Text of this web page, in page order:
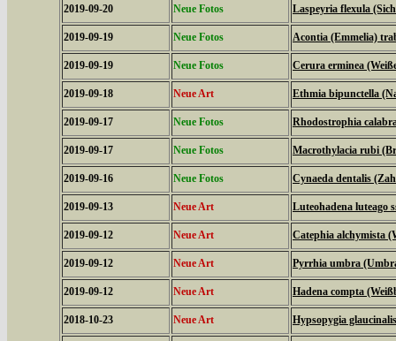
2019-09-20 Neue Fotos Laspeyria flexula
2019-09-19 Neue Fotos Acontia (Emmelia)
2019-09-19 Neue Fotos Cerura erminea
2019-09-18 Neue Art Ethmia bipunctella
2019-09-17 Neue Fotos Rhodostrophia
2019-09-17 Neue Fotos Macrothylacia rubi
2019-09-16 Neue Fotos Cynaeda dentalis
2019-09-13 Neue Art Luteohadena luteago
2019-09-12 Neue Art Catephia alchymista
2019-09-12 Neue Art Pyrrhia umbra
2019-09-12 Neue Art Hadena compta
2018-10-23 Neue Art Hypsopygia